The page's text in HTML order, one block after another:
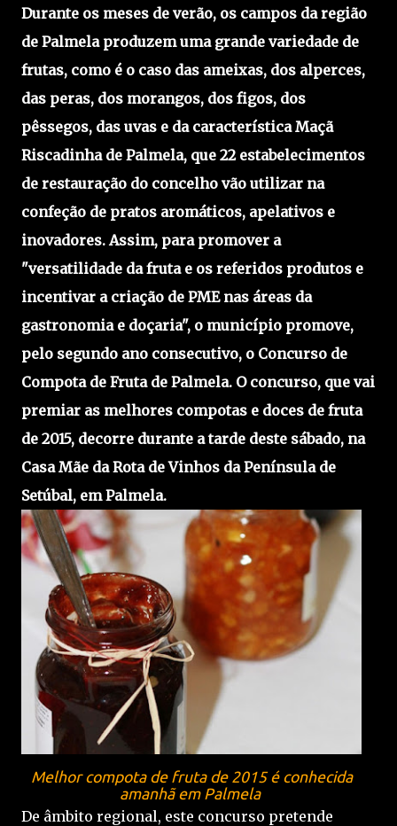
Durante os meses de verão, os campos da região
de Palmela produzem uma grande variedade de
frutas, como é o caso das ameixas, dos alperces,
das peras, dos morangos, dos figos, dos
pêssegos, das uvas e da característica Maçã
Riscadinha de Palmela, que 22 estabelecimentos
de restauração do concelho vão utilizar na
confeção de pratos aromáticos, apelativos e
inovadores. Assim, para promover a
"versatilidade da fruta e os referidos produtos e
incentivar a criação de PME nas áreas da
gastronomia e doçaria", o município promove,
pelo segundo ano consecutivo, o Concurso de
Compota de Fruta de Palmela. O concurso, que vai
premiar as melhores compotas e doces de fruta
de 2015, decorre durante a tarde deste sábado, na
Casa Mãe da Rota de Vinhos da Península de
Setúbal, em Palmela.
Melhor compota de fruta de 2015 é conhecida
amanhã em Palmela
De âmbito regional, este concurso pretende